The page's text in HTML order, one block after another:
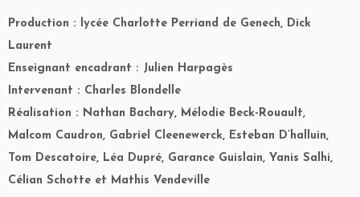
Production : lycée Charlotte Perriand de Genech, Dick
Laurent
Enseignant encadrant : Julien Harpagès
Intervenant : Charles Blondelle
Réalisation : Nathan Bachary, Mélodie Beck-Rouault,
Malcom Caudron, Gabriel Cleenewerck, Esteban D’halluin,
Tom Descatoire, Léa Dupré, Garance Guislain, Yanis Salhi,
Célian Schotte et Mathis Vendeville